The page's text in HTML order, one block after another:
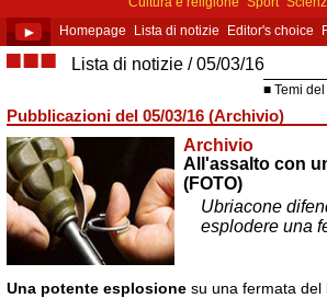
Costume e società
Unione
► Homepage Lista di notizie Editor's choice
■■■ Lista di notizie 05/03/16
Temi
Pubblicazioni del 05/03/16 (Archivio)
Archivio
All'assalto con
(FOTO)
Ubriacone
esplodere una
Una potente esplosione su una fermata del